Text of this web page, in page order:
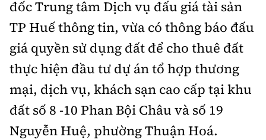
Nhà ở xã hội
Góc cư dân
Xu hướng tiêu dùng
Nhà đẹp
Kiến trúc phong thủy
Tư vấn
Video
Multimedia
đốc Trung tâm Dịch vụ đấu giá tài sản
TP Huế thông tin, vừa có thông báo đấu
giá quyền sử dụng đất để cho thuê đất
thực hiện đầu tư dự án tổ hợp thương
mại, dịch vụ, khách sạn cao cấp tại khu
đất số 8 -10 Phan Bội Châu và số 19
Nguyễn Huệ, phường Thuận Hoá.